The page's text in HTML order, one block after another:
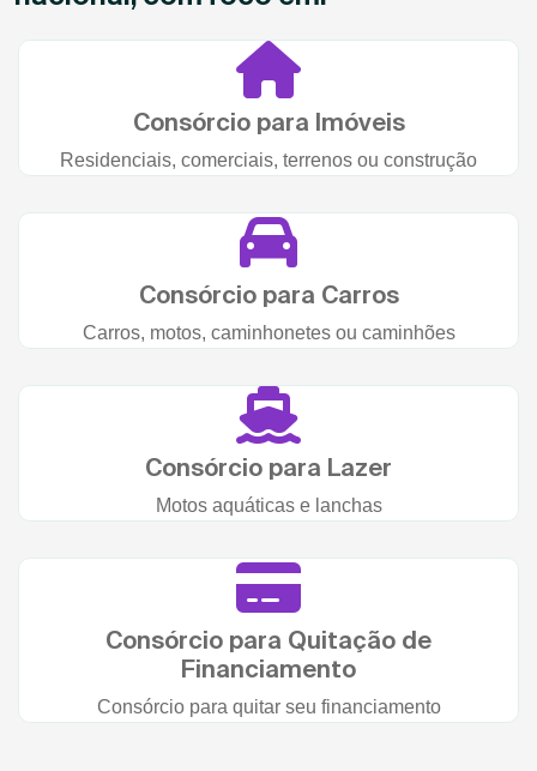
Consórcio para Imóveis
Residenciais, comerciais, terrenos ou construção
Consórcio para Carros
Carros, motos, caminhonetes ou caminhões
Consórcio para Lazer
Motos aquáticas e lanchas
Consórcio para Quitação de
Financiamento
Consórcio para quitar seu financiamento